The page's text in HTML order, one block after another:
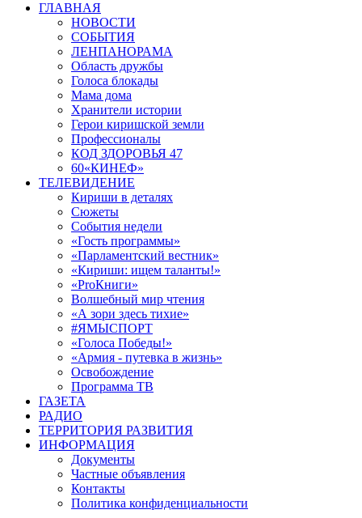
ГЛАВНАЯ
НОВОСТИ
СОБЫТИЯ
ЛЕНПАНОРАМА
Область дружбы
Голоса блокады
Мама дома
Хранители истории
Герои киришской земли
Профессионалы
КОД ЗДОРОВЬЯ 47
60«КИНЕФ»
ТЕЛЕВИДЕНИЕ
Кириши в деталях
Сюжеты
События недели
«Гость программы»
«Парламентский вестник»
«Кириши: ищем таланты!»
«ProКниги»
Волшебный мир чтения
«А зори здесь тихие»
#ЯМЫСПОРТ
«Голоса Победы!»
«Армия - путевка в жизнь»
Освобождение
Программа ТВ
ГАЗЕТА
РАДИО
ТЕРРИТОРИЯ РАЗВИТИЯ
ИНФОРМАЦИЯ
Документы
Частные объявления
Контакты
Политика конфиденциальности